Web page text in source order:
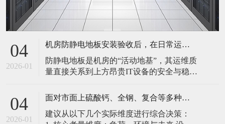
04
2026-01
机房防静电地板安装验收后，在日常运维中常常被忽视。请问，一套规范的、可操作的维护规程应包含哪些内容？有哪些“小问题”若不及时处理，会演变成“大故障”？
防静电地板是机房的“活动地基”，其运维质
量直接关系到上方昂贵IT设备的安全与稳
修，是保障其长期可靠的关键。 1. 建立分
由值班工程师执行）： 观： 巡检时观察地
04
2026-01
面对市面上硫酸钙、全钢、复合等多种类型的机房防静电地板，我们该如何科学选型？除了预算，更应该从哪些实际维度进行考量，以避免“过度配置”或“配置不足”？
建议从以下几个实际维度进行综合决策：